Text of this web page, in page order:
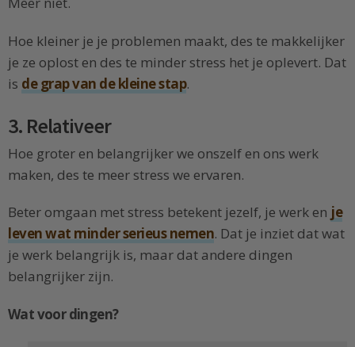
Hoe kleiner je je problemen maakt, des te makkelijker
je ze oplost en des te minder stress het je oplevert. Dat
is de grap van de kleine stap.
3. Relativeer
Hoe groter en belangrijker we onszelf en ons werk
maken, des te meer stress we ervaren.
Beter omgaan met stress betekent jezelf, je werk en je
leven wat minder serieus nemen. Dat je inziet dat wat
je werk belangrijk is, maar dat andere dingen
belangrijker zijn.
Wat voor dingen?